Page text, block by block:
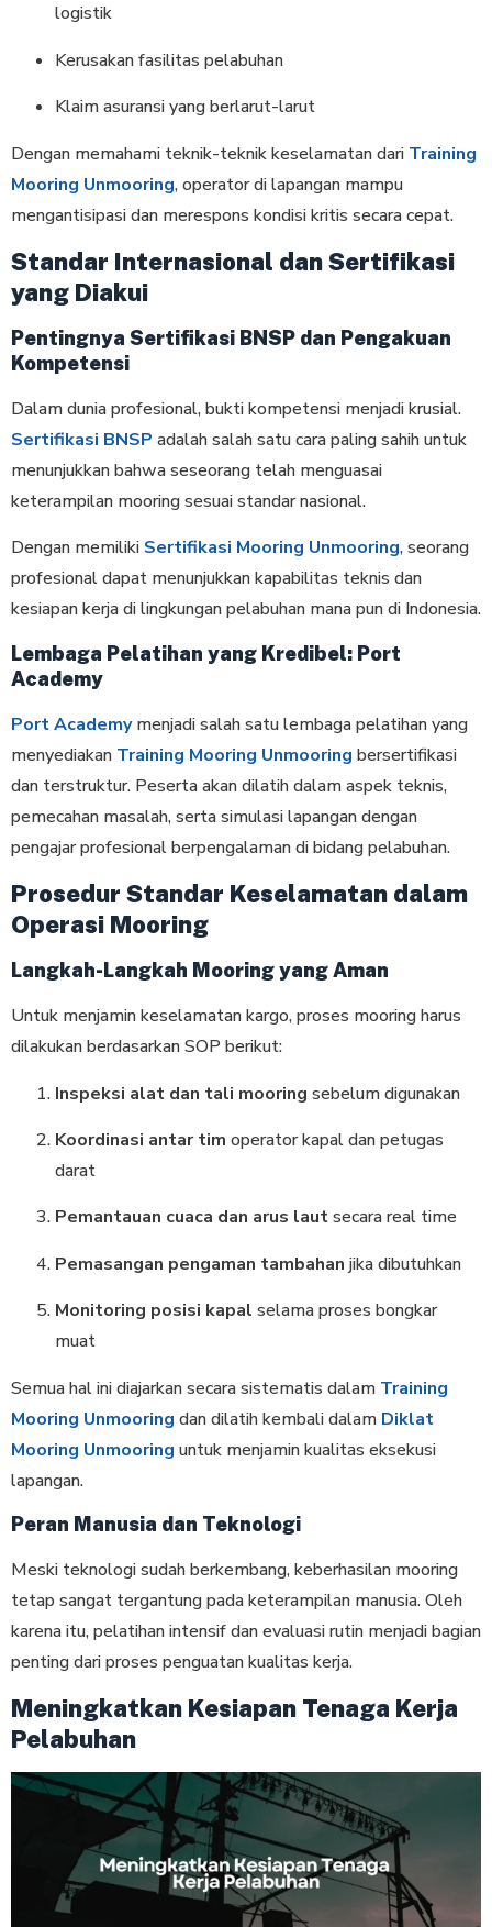
logistik
Kerusakan fasilitas pelabuhan
Klaim asuransi yang berlarut-larut
Dengan memahami teknik-teknik keselamatan dari Training
Mooring Unmooring, operator di lapangan mampu
mengantisipasi dan merespons kondisi kritis secara cepat.
Standar Internasional dan Sertifikasi
yang Diakui
Pentingnya Sertifikasi BNSP dan Pengakuan
Kompetensi
Dalam dunia profesional, bukti kompetensi menjadi krusial.
Sertifikasi BNSP adalah salah satu cara paling sahih untuk
menunjukkan bahwa seseorang telah menguasai
keterampilan mooring sesuai standar nasional.
Dengan memiliki Sertifikasi Mooring Unmooring, seorang
profesional dapat menunjukkan kapabilitas teknis dan
kesiapan kerja di lingkungan pelabuhan mana pun di Indonesia.
Lembaga Pelatihan yang Kredibel: Port
Academy
Port Academymenjadi salah satu lembaga pelatihan yang
menyediakan Training Mooring Unmooring bersertifikasi
dan terstruktur. Peserta akan dilatih dalam aspek teknis,
pemecahan masalah, serta simulasi lapangan dengan
pengajar profesional berpengalaman di bidang pelabuhan.
Prosedur Standar Keselamatan dalam
Operasi Mooring
Langkah-Langkah Mooring yang Aman
Untuk menjamin keselamatan kargo, proses mooring harus
dilakukan berdasarkan SOP berikut:
Inspeksi alat dan tali mooring sebelum digunakan
Koordinasi antar tim operator kapal dan petugas
darat
Pemantauan cuaca dan arus lautsecara real time
Pemasangan pengaman tambahan jika dibutuhkan
Monitoring posisi kapal selama proses bongkar
muat
Semua hal ini diajarkan secara sistematis dalam Training
Mooring Unmooring dan dilatih kembali dalam Diklat
Mooring Unmooring untuk menjamin kualitas eksekusi
lapangan.
Peran Manusia dan Teknologi
Meski teknologi sudah berkembang, keberhasilan mooring
tetap sangat tergantung pada keterampilan manusia. Oleh
karena itu, pelatihan intensif dan evaluasi rutin menjadi bagian
penting dari proses penguatan kualitas kerja.
Meningkatkan Kesiapan Tenaga Kerja
Pelabuhan